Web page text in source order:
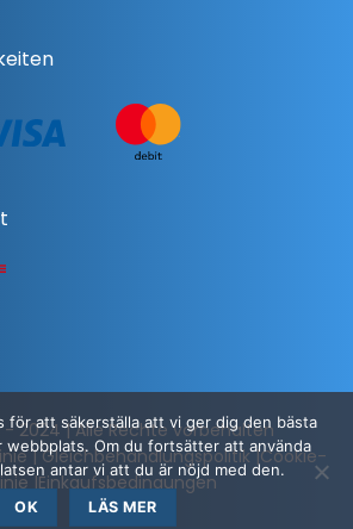
2024 | Alle Rechte vorbehalten
|Gleichbehandlungspolitik|Cookie-
|Einkaufsbedingungen
för att säkerställa att vi ger dig den bästa
webbplats. Om du fortsätter att använda
antar vi att du är nöjd med den.
OK LÄS MER